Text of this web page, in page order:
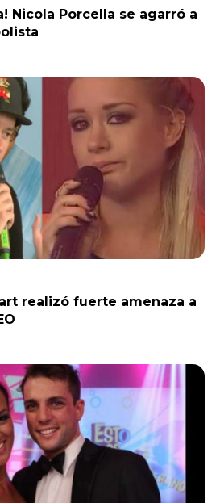
Nicola Porcella se agarró a
realizó fuerte amenaza a